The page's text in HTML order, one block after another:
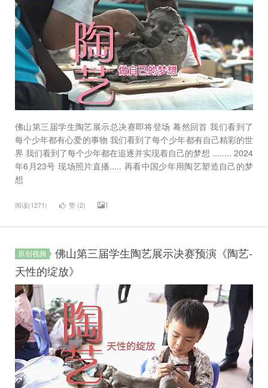
佛山第三届学生陶艺展示总决赛即将登场 蓦然回首 我们看到了
每个少年都有心爱的事物 我们看到了每个少年都有自己精彩的世
界 我们看到了每个少年都在追逐并实现着自己的梦想 ........ 2024
年6月23号 现场照片直播..... 再看中国少年用陶艺塑造自己的梦
想
阅读(1271) 赞 (2) 1
原创视频
佛山第三届学生陶艺展示决赛预演《陶艺-
天性的绽放》